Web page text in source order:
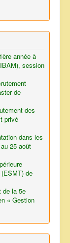
année à
session
de
des
privé
dans les
25 août
de
de la 5e
« Gestion